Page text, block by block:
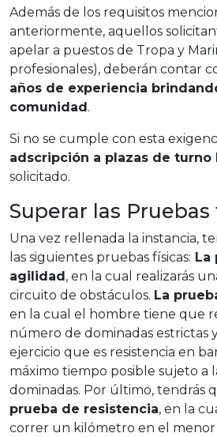
Además de los requisitos
anteriormente, aquellos
apelar a puestos de Tropa y
profesionales), deberán contar
años de experiencia
comunidad .
Si no se cumple con esta
adscripción a plazas de turno
solicitado.
Superar las Pruebas
Una vez rellenada la instancia,
las siguientes pruebas físicas: La
agilidad , en la cual realizarás
circuito de obstáculos. La
en la cual el hombre tiene que
número de dominadas estrictas
ejercicio que es resistencia en
máximo tiempo posible sujeto a
dominadas. Por último, tendrás
prueba de resistencia, en la
correr un kilómetro en el menor